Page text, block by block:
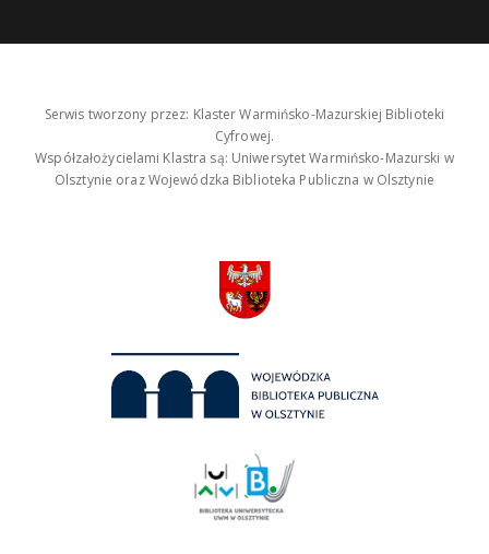
Serwis tworzony przez: Klaster Warmińsko-Mazurskiej Biblioteki
Cyfrowej.
Współzałożycielami Klastra są: Uniwersytet Warmińsko-Mazurski w
Olsztynie oraz Wojewódzka Biblioteka Publiczna w Olsztynie